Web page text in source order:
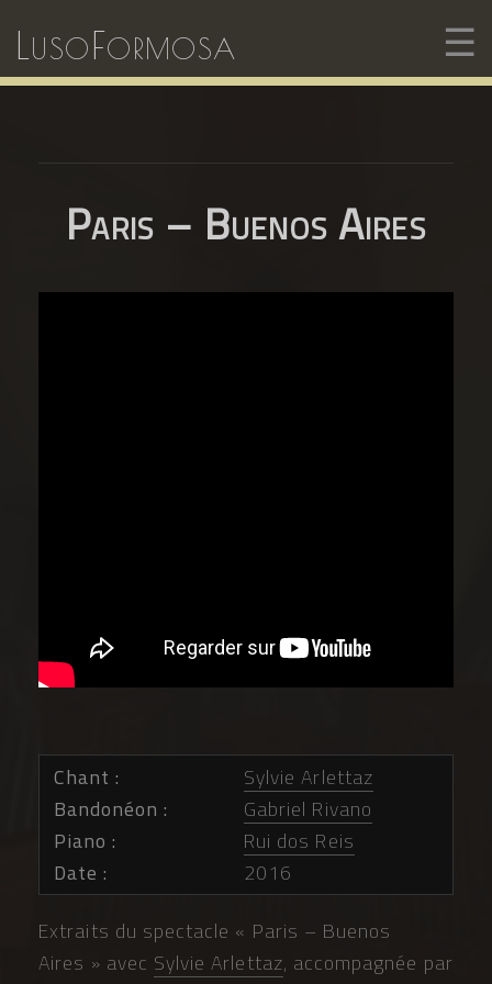
LusoFormosa ☰
Paris – Buenos Aires
Chant
Sylvie Arlettaz
Bandonéon
Gabriel Rivano
Piano
Rui dos Reis
Date
2016
Extraits du spectacle « Paris – Buenos
Aires » avec Sylvie Arlettaz, accompagnée par